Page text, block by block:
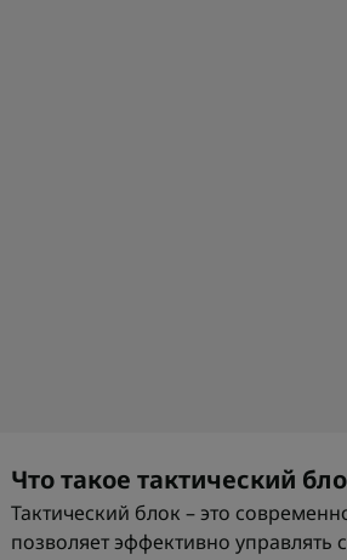
Что такое тактический
Тактический блок – это
позволяет эффективно